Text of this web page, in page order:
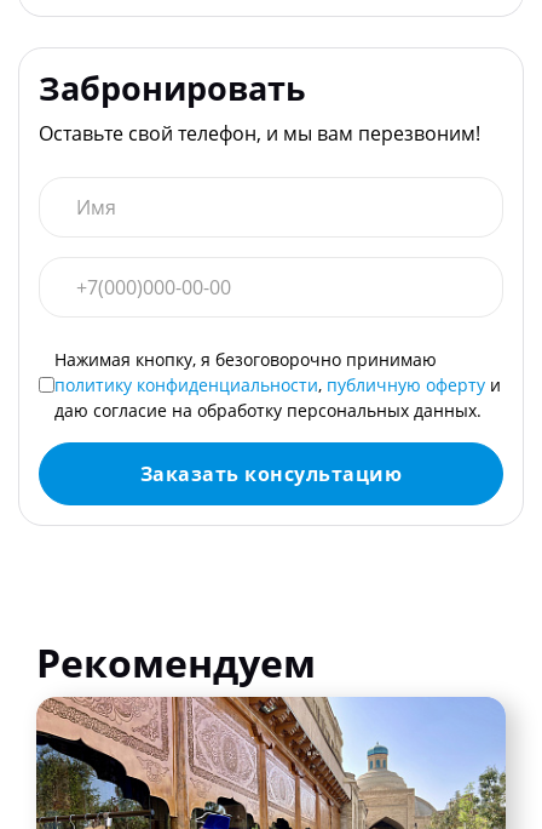
Забронировать
Оставьте свой телефон, и мы вам перезвоним!
Нажимая кнопку, я безоговорочно принимаю
политику конфиденциальности, публичную оферту и
даю согласие на обработку персональных данных.
Заказать консультацию
Рекомендуем